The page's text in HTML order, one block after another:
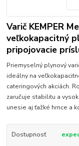
Varič KEMPER
veľkokapacitný
pripojovacie
Priemyselný plynový
ideálny na
cateringových akciách.
zaručuje stabilitu a
unesie aj ťažké hrnce a
Dostupnosť